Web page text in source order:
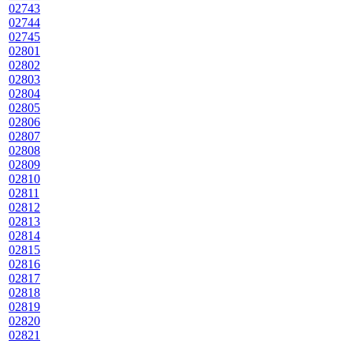
02743
02744
02745
02801
02802
02803
02804
02805
02806
02807
02808
02809
02810
02811
02812
02813
02814
02815
02816
02817
02818
02819
02820
02821